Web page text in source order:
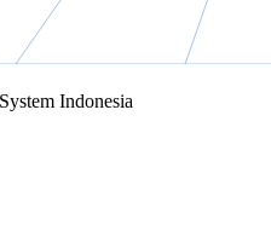
Indonesia